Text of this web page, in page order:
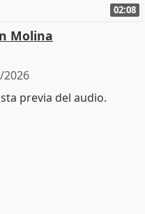
02:08
Molina
2026